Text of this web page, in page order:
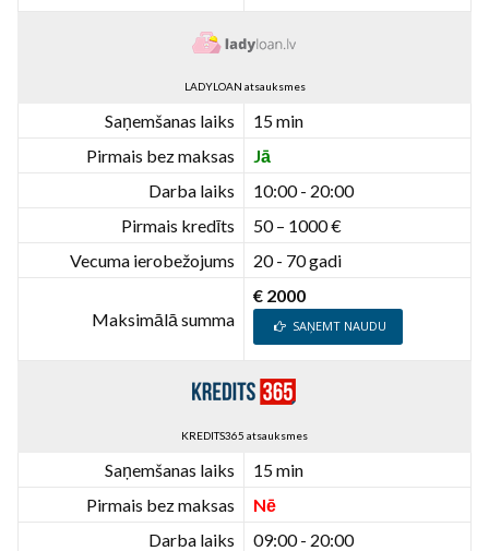
LADYLOAN atsauksmes
Saņemšanas laiks
15 min
Pirmais bez maksas
Jā
Darba laiks
10:00 - 20:00
Pirmais kredīts
50 – 1000 €
Vecuma ierobežojums
20 - 70 gadi
Maksimālā summa
€ 2000
SAŅEMT NAUDU
KREDITS365 atsauksmes
Saņemšanas laiks
15 min
Pirmais bez maksas
Nē
Darba laiks
09:00 - 20:00